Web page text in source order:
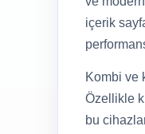
içerik
Kombi ve
Özellikle
bu